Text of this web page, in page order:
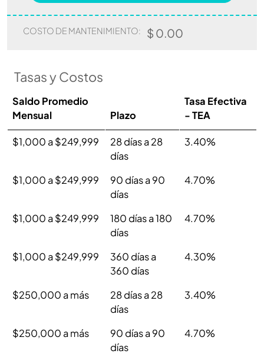
COSTO DE MANTENIMIENTO: $ 0.00
Tasas y Costos
Saldo Promedio
Mensual
Plazo
Tasa Efectiva
- TEA
$1,000 a $249,999
28 días a 28
días
3.40%
$1,000 a $249,999
90 días a 90
días
4.70%
$1,000 a $249,999
180 días a 180
días
4.70%
$1,000 a $249,999
360 días a
360 días
4.30%
$250,000 a más
28 días a 28
días
3.40%
$250,000 a más
90 días a 90
días
4.70%